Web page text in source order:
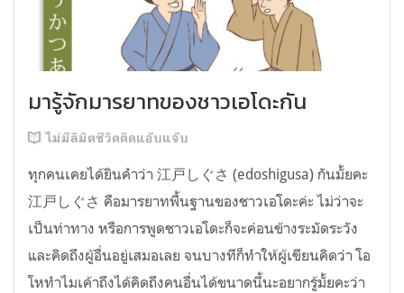
มารู้จักมารยาทของชาวเอโดะกัน
ไม่มีลิมิตชีวิตติดแอ๊บแจ๊บ
ทุกคนเคยได้ยินคำว่า 江戸しぐさ (edoshigusa) กันมั้ยคะ
江戸しぐさ คือมารยาทพื้นฐานของชาวเอโดะค่ะ ไม่ว่าจะ
เป็นท่าทาง หรือการพูดชาวเอโดะก็จะค่อนข้างระมัดระวัง
และคิดถึงผู้อื่นอยู่เสมอเลย จนบางทีก็ทำให้ผู้เขียนคิดว่า โอ
โหทำไมเค้าถึงได้คิดถึงคนอื่นได้ขนาดนี้นะอยากรู้มั้ยคะว่า